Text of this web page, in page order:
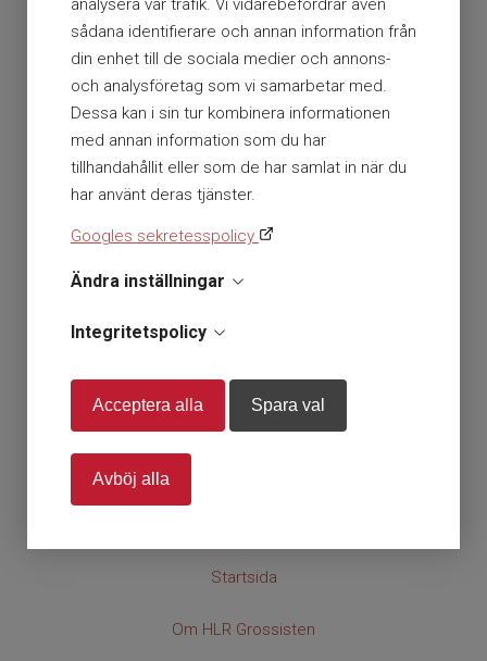
sådana identifierare och annan information från
din enhet till de sociala medier och annons-
och analysföretag som vi samarbetar med.
Dessa kan i sin tur kombinera informationen
med annan information som du har
tillhandahållit eller som de har samlat in när du
har använt deras tjänster.
Googles sekretesspolicy
Ändra inställningar
Integritetspolicy
Acceptera alla Spara val
Avböj alla
En del av Presto AB
Org nr. 556112-0584
Storsätragränd 26 127 39 Skärholmen
info@hlrgrossisten.se
Ⓒ Presto AB / HLR-Grossisten 2026
» Om cookies
Startsida
Om HLR Grossisten